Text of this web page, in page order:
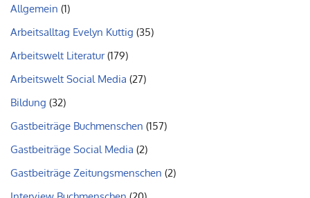
Allgemein (1)
Arbeitsalltag Evelyn Kuttig (35)
Arbeitswelt Literatur(179)
Arbeitswelt Social Media (27)
Bildung (32)
Gastbeiträge Buchmenschen (157)
Gastbeiträge Social Media (2)
Gastbeiträge Zeitungsmenschen (2)